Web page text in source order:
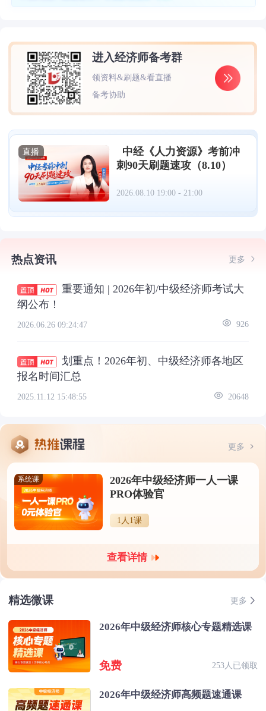
进入经济师备考群
领资料&刷题&看直播
备考协助
直播
中经《人力资源》考前冲
刺90天刷题速攻（8.10）
2026.08.10 19:00 - 21:00
热点资讯 更多
重要通知 | 2026年初/中级经济师考试大
纲公布！
2026.06.26 09:24:47 926
划重点！2026年初、中级经济师各地区
报名时间汇总
2025.11.12 15:48:55 20648
更多
系统课
2026年中级经济师一人一课
PRO体验官
1人1课
查看详情
精选微课 更多
2026年中级经济师核心专题精选课
免费 253人已领取
2026年中级经济师高频题速通课